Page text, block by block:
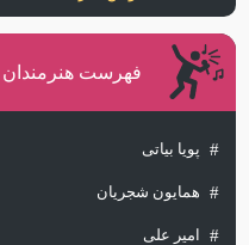
فهرست هنرمندان
پویا بیاتی
همایون شجریان
امیر علی